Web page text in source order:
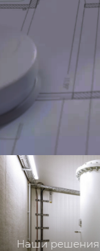
Наши решения